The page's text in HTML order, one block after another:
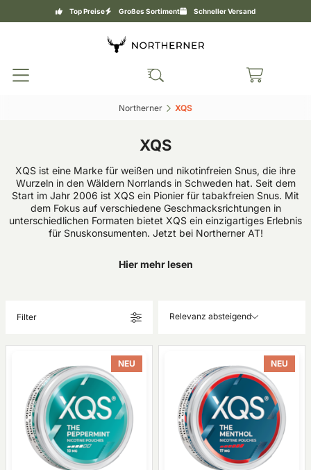
Top Preise Großes Sortiment Schneller Versand
Northerner‎ XQS‎
XQS
XQS ist eine Marke für weißen und nikotinfreien Snus, die ihre
Wurzeln in den Wäldern Norrlands in Schweden hat. Seit dem
Start im Jahr 2006 ist XQS ein Pionier für tabakfreien Snus. Mit
dem Fokus auf verschiedene Geschmacksrichtungen in
unterschiedlichen Formaten bietet XQS ein einzigartiges Erlebnis
für Snuskonsumenten. Jetzt bei Northerner AT!
Hier mehr lesen
Filter Relevanz absteigend
NEU NEU